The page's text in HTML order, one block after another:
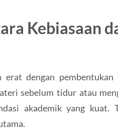
Kebiasaan
dengan pembentukan
sebelum tidur atau
akademik yang kuat.